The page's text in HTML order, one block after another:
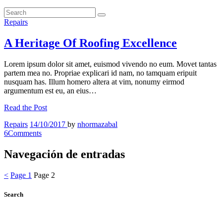
Repairs
A Heritage Of Roofing Excellence
Lorem ipsum dolor sit amet, euismod vivendo no eum. Movet tantas
partem mea no. Propriae explicari id nam, no tamquam eripuit
nusquam has. Illum homero altera at vim, nonumy eirmod
argumentum est eu, an eius…
Read the Post
Repairs 14/10/2017 by nhormazabal
6Comments
Navegación de entradas
< Page 1 Page 2
Search